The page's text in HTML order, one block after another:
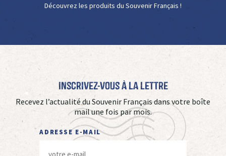
Découvrez les produits du Souvenir Français !
Inscrivez-vous à La Lettre
Recevez l’actualité du Souvenir Français dans votre boîte
mail une fois par mois.
ADRESSE E-MAIL